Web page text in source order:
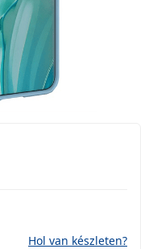
Hol van készleten?